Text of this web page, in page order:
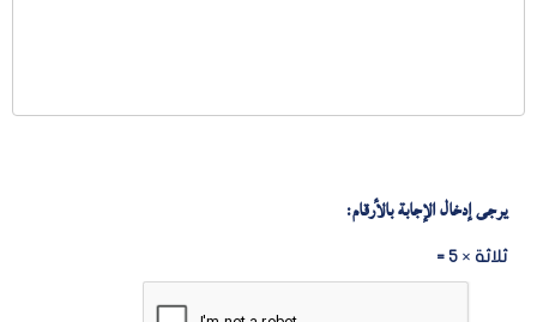
يرجى إدخال الإجابة بالأرقام:
ثلاثة × 5 =